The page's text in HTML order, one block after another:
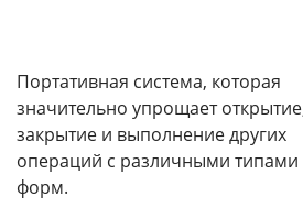
Портативная система, которая
значительно упрощает
закрытие и выполнение других
операций с различными типами
форм.